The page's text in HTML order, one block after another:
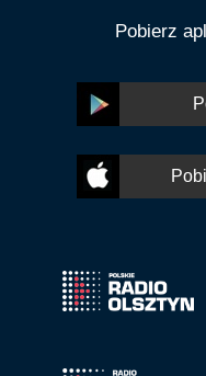
Pobierz